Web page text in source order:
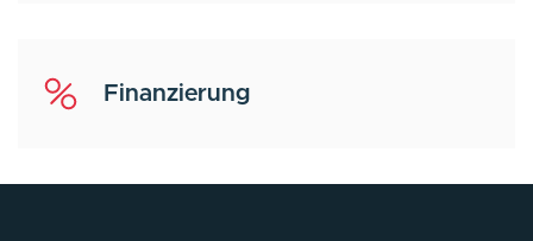
Finanzierung